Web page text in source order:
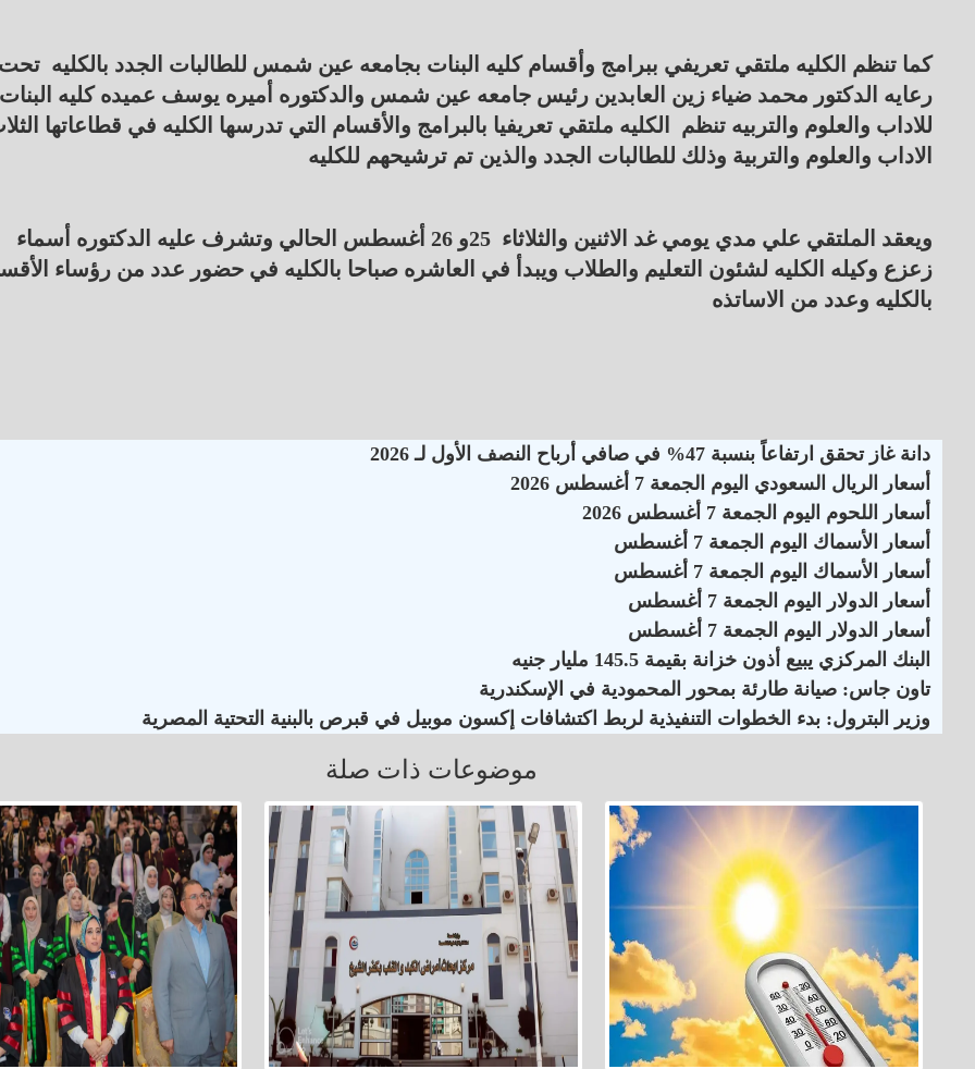
كما تنظم الكليه ملتقي تعريفي ببرامج وأقسام كليه البنات بجامعه عين شمس للطالبات الجدد بالكليه
رعايه الدكتور محمد ضياء زين العابدين رئيس جامعه عين شمس والدكتوره أميره يوسف عميده كليه
للاداب والعلوم والتربيه تنظم الكليه ملتقي تعريفيا بالبرامج والأقسام التي تدرسها الكليه في قطاعاتها
الاداب والعلوم والتربية وذلك للطالبات الجدد والذين تم ترشيحهم للكليه
ويعقد الملتقي علي مدي يومي غد الاثنين والثلاثاء 25و 26 أغسطس الحالي وتشرف عليه الدكتوره أسماء
زعزع وكيله الكليه لشئون التعليم والطلاب ويبدأ في العاشره صباحا بالكليه في حضور عدد من رؤساء
بالكليه وعدد من الاساتذه
دانة غاز تحقق ارتفاعاً بنسبة 47% في صافي أرباح النصف الأول لـ 2026
أسعار الريال السعودي اليوم الجمعة 7 أغسطس 2026
أسعار اللحوم اليوم الجمعة 7 أغسطس 2026
أسعار الأسماك اليوم الجمعة 7 أغسطس
أسعار الأسماك اليوم الجمعة 7 أغسطس
أسعار الدولار اليوم الجمعة 7 أغسطس
أسعار الدولار اليوم الجمعة 7 أغسطس
البنك المركزي يبيع أذون خزانة بقيمة 145.5 مليار جنيه
تاون جاس: صيانة طارئة بمحور المحمودية في الإسكندرية
وزير البترول: بدء الخطوات التنفيذية لربط اكتشافات إكسون موبيل في قبرص بالبنية التحتية المصرية
موضوعات ذات صلة